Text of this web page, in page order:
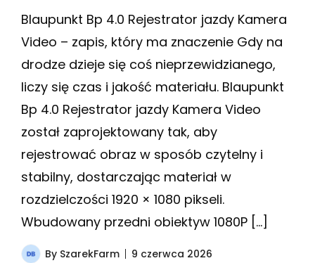
Blaupunkt Bp 4.0 Rejestrator jazdy Kamera
Video – zapis, który ma znaczenie Gdy na
drodze dzieje się coś nieprzewidzianego,
liczy się czas i jakość materiału. Blaupunkt
Bp 4.0 Rejestrator jazdy Kamera Video
został zaprojektowany tak, aby
rejestrować obraz w sposób czytelny i
stabilny, dostarczając materiał w
rozdzielczości 1920 × 1080 pikseli.
Wbudowany przedni obiektyw 1080P […]
By SzarekFarm 9 czerwca 2026